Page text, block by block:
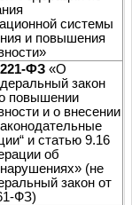
системы
и повышения
ФЗ «О
закон
повышении
и о внесении
и статью 9.16
об
(не
закон от
ФЗ)